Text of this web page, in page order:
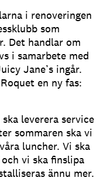
i renoveringen
som
Det handlar om
i samarbete med
Jane’s ingår.
en ny fas:
leverera service
sommaren ska vi
luncher. Vi ska
vi ska finslipa
ännu mer.